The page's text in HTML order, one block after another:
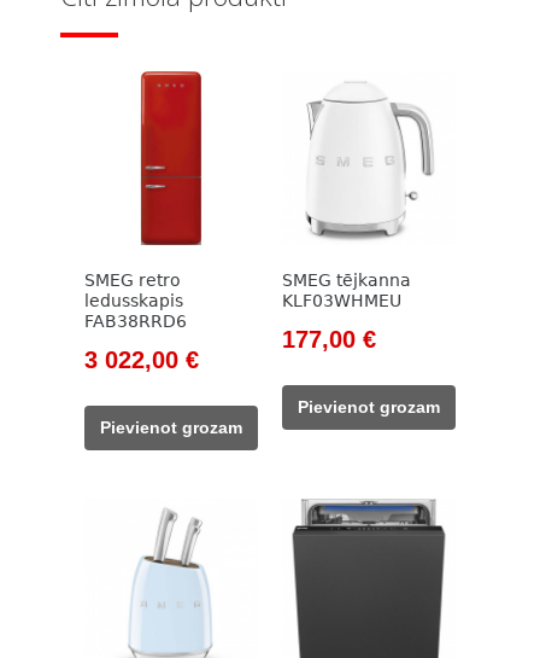
SMEG retro
ledusskapis
FAB38RRD6
Original
was:
3
3 022,00 €Current
Pievienot grozam
SMEG tējkanna
KLF03WHMEU
Original
was:
203,00 €.
177,00 €Current
177,00 €.
Pievienot grozam